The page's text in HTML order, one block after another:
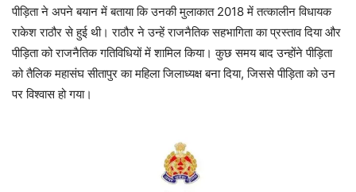
पीड़िता ने अपने बयान में बताया कि उनकी मुलाकात 2018 में तत्कालीन विधायक
राकेश राठौर से हुई थी। राठौर ने उन्हें राजनैतिक सहभागिता का प्रस्ताव दिया और
पीड़िता को राजनैतिक गतिविधियों में शामिल किया। कुछ समय बाद उन्होंने पीड़िता
को तैलिक महासंघ सीतापुर का महिला जिलाध्यक्ष बना दिया, जिससे पीड़िता को उन
पर विश्वास हो गया।